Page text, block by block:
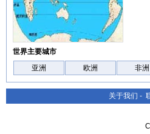
世界主要城市
亚洲
欧洲 非洲
关于我们 -